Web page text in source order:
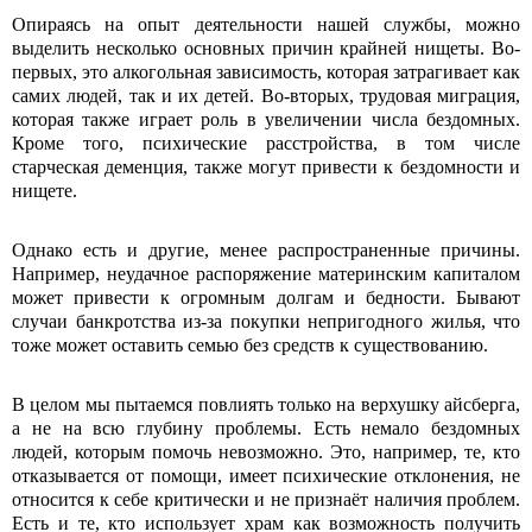
Опираясь на опыт деятельности нашей службы, можно
выделить несколько основных причин крайней нищеты. Во-
первых, это алкогольная зависимость, которая затрагивает как
самих людей, так и их детей. Во-вторых, трудовая миграция,
которая также играет роль в увеличении числа бездомных.
Кроме того, психические расстройства, в том числе
старческая деменция, также могут привести к бездомности и
нищете.
Однако есть и другие, менее распространенные причины.
Например, неудачное распоряжение материнским капиталом
может привести к огромным долгам и бедности. Бывают
случаи банкротства из-за покупки непригодного жилья, что
тоже может оставить семью без средств к существованию.
В целом мы пытаемся повлиять только на верхушку айсберга,
а не на всю глубину проблемы. Есть немало бездомных
людей, которым помочь невозможно. Это, например, те, кто
отказывается от помощи, имеет психические отклонения, не
относится к себе критически и не признаёт наличия проблем.
Есть и те, кто использует храм как возможность получить